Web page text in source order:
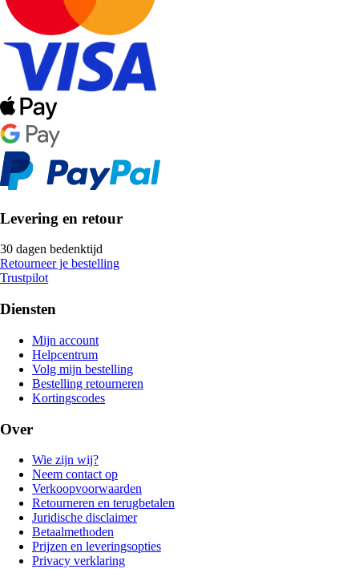
Levering en retour
30 dagen bedenktijd
Retourneer je bestelling
Trustpilot
Diensten
Mijn account
Helpcentrum
Volg mijn bestelling
Bestelling retourneren
Kortingscodes
Over
Wie zijn wij?
Neem contact op
Verkoopvoorwaarden
Retourneren en terugbetalen
Juridische disclaimer
Betaalmethoden
Prijzen en leveringsopties
Privacy verklaring